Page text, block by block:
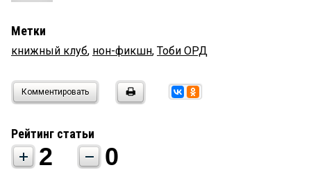
Метки
книжный клуб, нон-фикшн, Тоби ОРД
Комментировать
Рейтинг статьи
2 0